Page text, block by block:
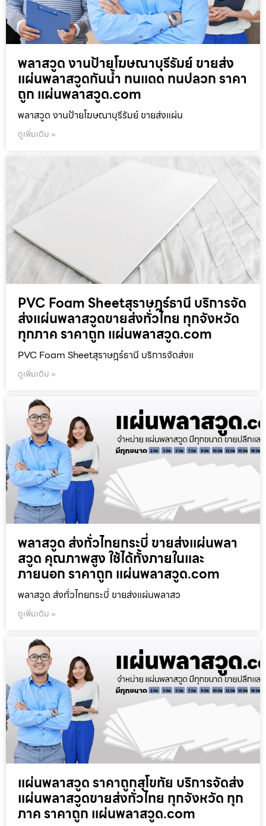
พลาสวูด งานป้ายโฆษณาบุรีรัมย์ ขายส่ง
แผ่นพลาสวูดกันน้ำ ทนแดด ทนปลวก ราคา
ถูก แผ่นพลาสวูด.com
พลาสวูด งานป้ายโฆษณาบุรีรัมย์ ขายส่งแผ่น
ดูเพิ่มเติม »
PVC Foam Sheetสุราษฎร์ธานี บริการจัด
ส่งแผ่นพลาสวูดขายส่งทั่วไทย ทุกจังหวัด
ทุกภาค ราคาถูก แผ่นพลาสวูด.com
PVC Foam Sheetสุราษฎร์ธานี บริการจัดส่งแ
ดูเพิ่มเติม »
พลาสวูด ส่งทั่วไทยกระบี่ ขายส่งแผ่นพลา
สวูด คุณภาพสูง ใช้ได้ทั้งภายในและ
ภายนอก ราคาถูก แผ่นพลาสวูด.com
พลาสวูด ส่งทั่วไทยกระบี่ ขายส่งแผ่นพลาสว
ดูเพิ่มเติม »
แผ่นพลาสวูด ราคาถูกสุโขทัย บริการจัดส่ง
แผ่นพลาสวูดขายส่งทั่วไทย ทุกจังหวัด ทุก
ภาค ราคาถูก แผ่นพลาสวูด.com